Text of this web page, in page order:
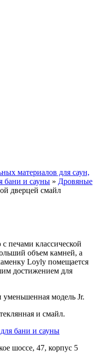
материалов для саун,
бани и cауны » Дровяные
дверцей смайл
печами классической
объем камней, а
Loyly помещается
достижением для
модель Jr.
и смайл.
бани и cауны
шоссе, 47, корпус 5